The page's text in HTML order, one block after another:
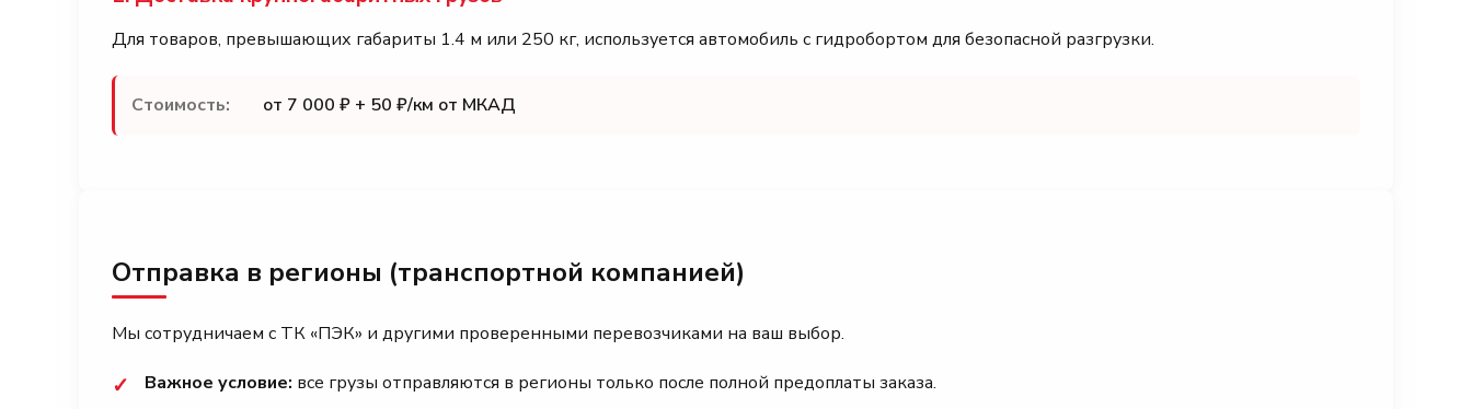
Для товаров, превышающих габариты 1.4 м или 250 кг, используется автомобиль с гидробортом для безопасной разгрузки.
Стоимость: от 7 000 ₽ + 50 ₽/км от МКАД
Отправка в регионы (транспортной компанией)
Мы сотрудничаем с ТК «ПЭК» и другими проверенными перевозчиками на ваш выбор.
✓ Важное условие: все грузы отправляются в регионы только после полной предоплаты заказа.